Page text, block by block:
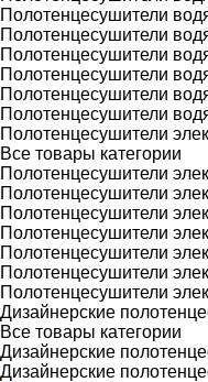
Полотенцесушители
Полотенцесушители
Полотенцесушители
Полотенцесушители
Полотенцесушители
Полотенцесушители
Полотенцесушители
Все товары категории
Полотенцесушители
Полотенцесушители
Полотенцесушители
Полотенцесушители
Полотенцесушители
Полотенцесушители
Полотенцесушители
Дизайнерские
Все товары категории
Дизайнерские
Дизайнерские